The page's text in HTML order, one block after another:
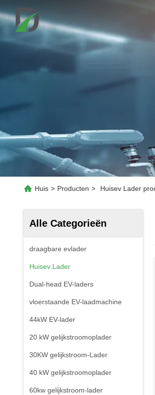
Huis > Producten > Huisev Lader
Alle Categorieën
draagbare evlader
Huisev Lader
Dual-head EV-laders
vloerstaande EV-laadmachine
44kW EV-lader
20 kW gelijkstroomoplader
30KW gelijkstroom-Lader
40 kW gelijkstroomoplader
60kw gelijkstroom-lader